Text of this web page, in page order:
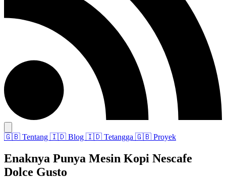
🇬🇧 Tentang 🇮🇩 Blog 🇮🇩 Tetangga 🇬🇧 Proyek
Enaknya Punya Mesin Kopi Nescafe
Dolce Gusto